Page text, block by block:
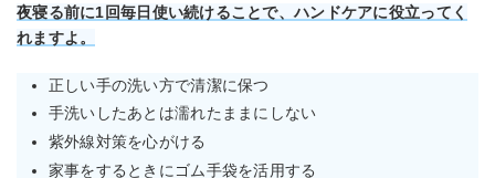
夜寝る前に1回毎日使い続けることで、ハンドケアに役立ってく
れますよ。
正しい手の洗い方で清潔に保つ
手洗いしたあとは濡れたままにしない
紫外線対策を心がける
家事をするときにゴム手袋を活用する